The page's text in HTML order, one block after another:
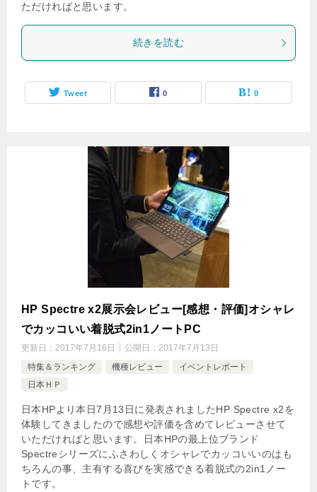
ただければと思います。
続きを読む
Tweet 0 0
HP Spectre x2展示会レビュー[感想・評価]オシャレ
でカッコいい着脱式2in1ノートPC
更新日： 2017年7月16日 公開日： 2017年7月13日
特集＆ランキング
機種レビュー
イベントレポート
日本ＨＰ
日本HPより本日7月13日に発表されましたHP Spectre x2を
体験してきましたので感想や評価を含めてレビューさせて
いただければと思います。日本HPの最上位ブランド
Spectreシリーズにふさわしくオシャレでカッコいいのはも
ちろんの事、主有する喜びを実感できる着脱式の2in1ノー
トです。